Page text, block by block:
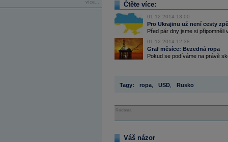
více... Čtěte více:
01.12.2014 13:00
Pro Ukrajinu už není cesty
Před pár dny jsme si
01.12.2014 12:38
Graf měsíce: Bezedná ropa
Pokud se podíváme na právě
Tagy: ropa USD Rusko
Reklama
Váš názor